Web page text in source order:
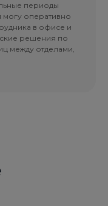
периоды
оперативно
в офисе и
решения по
между отделами,